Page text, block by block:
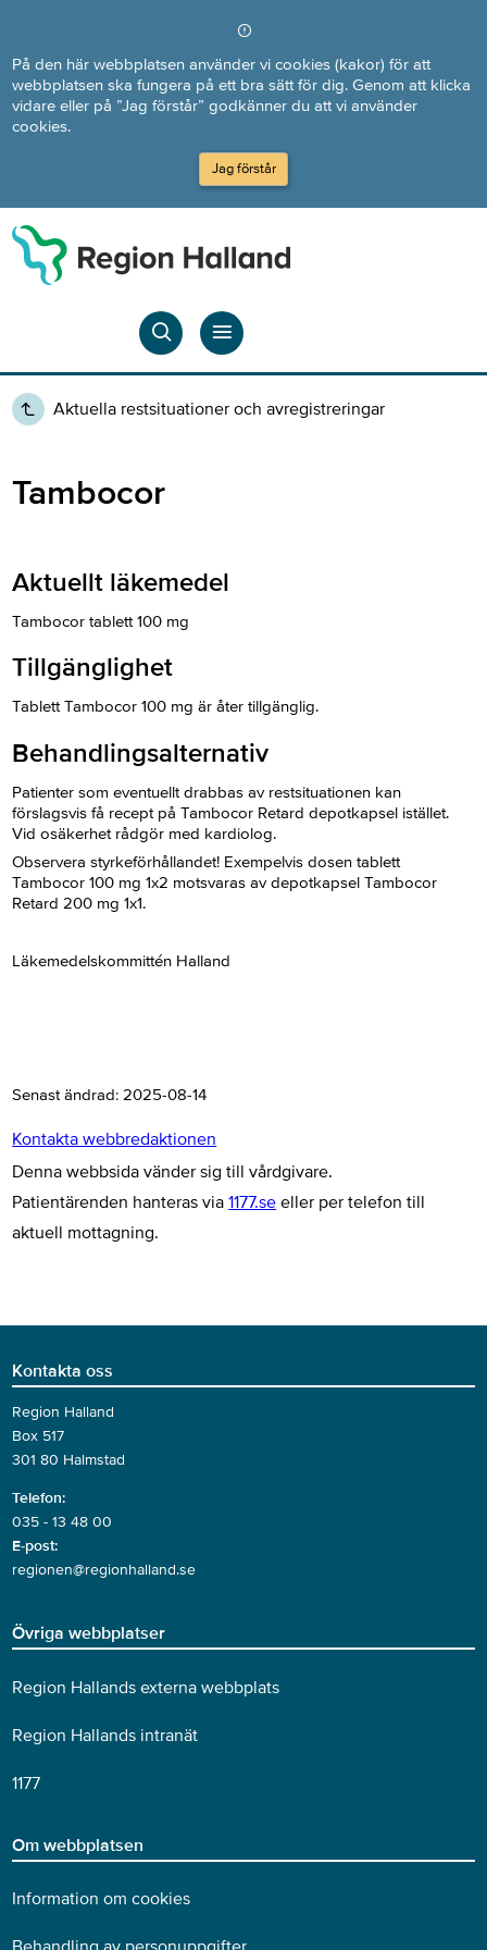
På den här webbplatsen använder vi cookies (kakor) för att
webbplatsen ska fungera på ett bra sätt för dig. Genom att klicka
vidare eller på ”Jag förstår” godkänner du att vi använder
cookies.
Jag förstår
Aktuella restsituationer och avregistreringar
Tambocor
Aktuellt läkemedel
Tambocor tablett 100 mg
Tillgänglighet
Tablett Tambocor 100 mg är åter tillgänglig.
Behandlingsalternativ
Patienter som eventuellt drabbas av restsituationen kan
förslagsvis få recept på Tambocor Retard depotkapsel istället.
Vid osäkerhet rådgör med kardiolog.
Observera styrkeförhållandet! Exempelvis dosen tablett
Tambocor 100 mg 1x2 motsvaras av depotkapsel Tambocor
Retard 200 mg 1x1.
Läkemedelskommittén Halland
Senast ändrad:2025-08-14
Kontakta webbredaktionen
Denna webbsida vänder sig till vårdgivare.
Patientärenden hanteras via1177.se eller per telefon till
aktuell mottagning.
Kontakta oss
Region Halland
Box 517
301 80 Halmstad
Telefon:
035 - 13 48 00
E-post:
regionen@regionhalland.se
Övriga webbplatser
Region Hallands externa webbplats
Region Hallands intranät
1177
Om webbplatsen
Information om cookies